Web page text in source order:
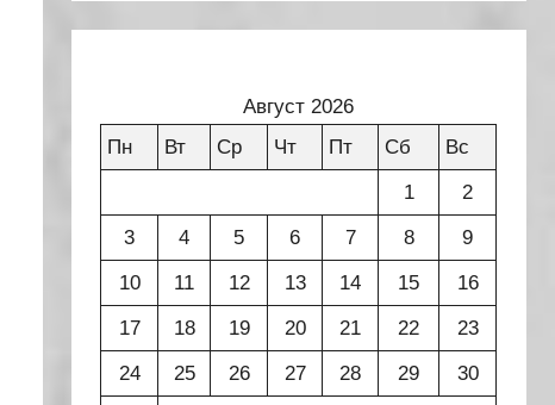
Август 2026
Пн
Вт Ср Чт Пт Сб
Вс
1
2
3
4 5 6 7 8
9
10
11 12 13 14 15
16
17
18 19 20 21 22
23
24
25 26 27 28 29
30